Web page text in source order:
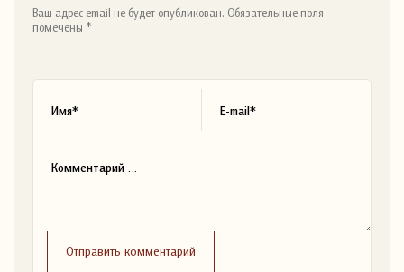
Ваш адрес email не будет опубликован. Обязательные поля
помечены *
Отправить комментарий